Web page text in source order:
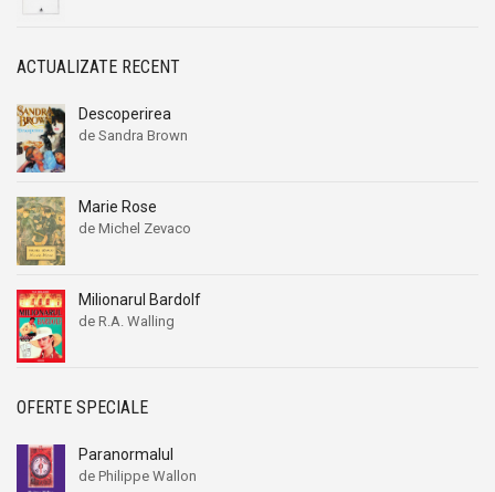
ACTUALIZATE RECENT
Descoperirea
de Sandra Brown
Marie Rose
de Michel Zevaco
Milionarul Bardolf
de R.A. Walling
OFERTE SPECIALE
Paranormalul
de Philippe Wallon